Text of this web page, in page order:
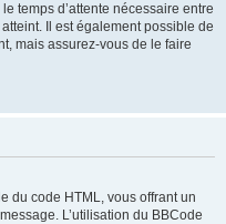
temps d’attente nécessaire entre
Il est également possible de
mais assurez-vous de le faire
du code HTML, vous offrant un
L’utilisation du BBCode